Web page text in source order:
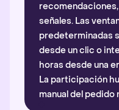
señales. Las
predeterminadas
desde un clic o
horas desde una
La participación
manual del pedido